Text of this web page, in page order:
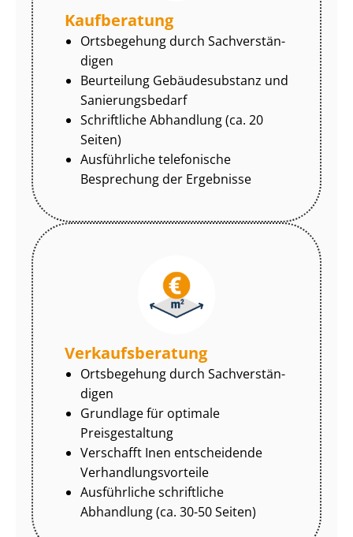
Kaufberatung
Ortsbegehung durch Sach­ver­stän­
di­gen
Beurteilung Gebäudesubstanz und
Sa­nie­rungs­be­darf
Schriftliche Abhandlung (ca. 20
Seiten)
Ausführliche telefonische
Besprechung der Ergebnisse
Ver­kaufs­be­ra­tung
Ortsbegehung durch Sach­ver­stän­
di­gen
Grundlage für optimale
Preisgestaltung
Verschafft Inen entscheidende
Ver­hand­lungs­vor­tei­le
Ausführliche schriftliche
Abhandlung (ca. 30-50 Seiten)